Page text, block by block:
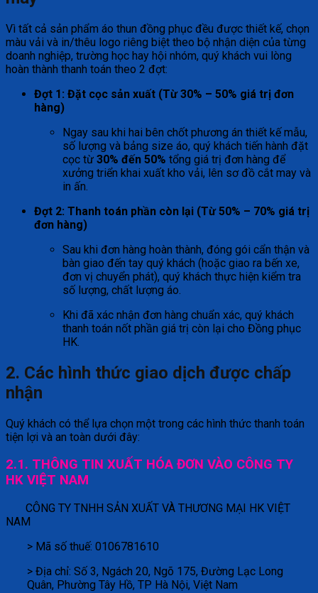
Vì tất cả sản phẩm áo thun đồng phục đều được thiết kế, chọn
màu vải và in/thêu logo riêng biệt theo bộ nhận diện của từng
doanh nghiệp, trường học hay hội nhóm, quý khách vui lòng
hoàn thành thanh toán theo 2 đợt:
Đợt 1: Đặt cọc sản xuất (Từ 30% – 50% giá trị đơn
hàng)
Ngay sau khi hai bên chốt phương án thiết kế mẫu,
số lượng và bảng size áo, quý khách tiến hành đặt
cọc từ 30% đến 50% tổng giá trị đơn hàng để
xưởng triển khai xuất kho vải, lên sơ đồ cắt may và
in ấn.
Đợt 2: Thanh toán phần còn lại (Từ 50% – 70% giá trị
đơn hàng)
Sau khi đơn hàng hoàn thành, đóng gói cẩn thận và
bàn giao đến tay quý khách (hoặc giao ra bến xe,
đơn vị chuyển phát), quý khách thực hiện kiểm tra
số lượng, chất lượng áo.
Khi đã xác nhận đơn hàng chuẩn xác, quý khách
thanh toán nốt phần giá trị còn lại cho Đồng phục
HK.
2. Các hình thức giao dịch được chấp
nhận
Quý khách có thể lựa chọn một trong các hình thức thanh toán
tiện lợi và an toàn dưới đây:
2.1. THÔNG TIN XUẤT HÓA ĐƠN VÀO CÔNG TY
HK VIỆT NAM
CÔNG TY TNHH SẢN XUẤT VÀ THƯƠNG MẠI HK VIỆT
NAM
> Mã số thuế: 0106781610
> Địa chỉ: Số 3, Ngách 20, Ngõ 175, Đường Lạc Long
Quân, Phường Tây Hồ, TP Hà Nội, Việt Nam